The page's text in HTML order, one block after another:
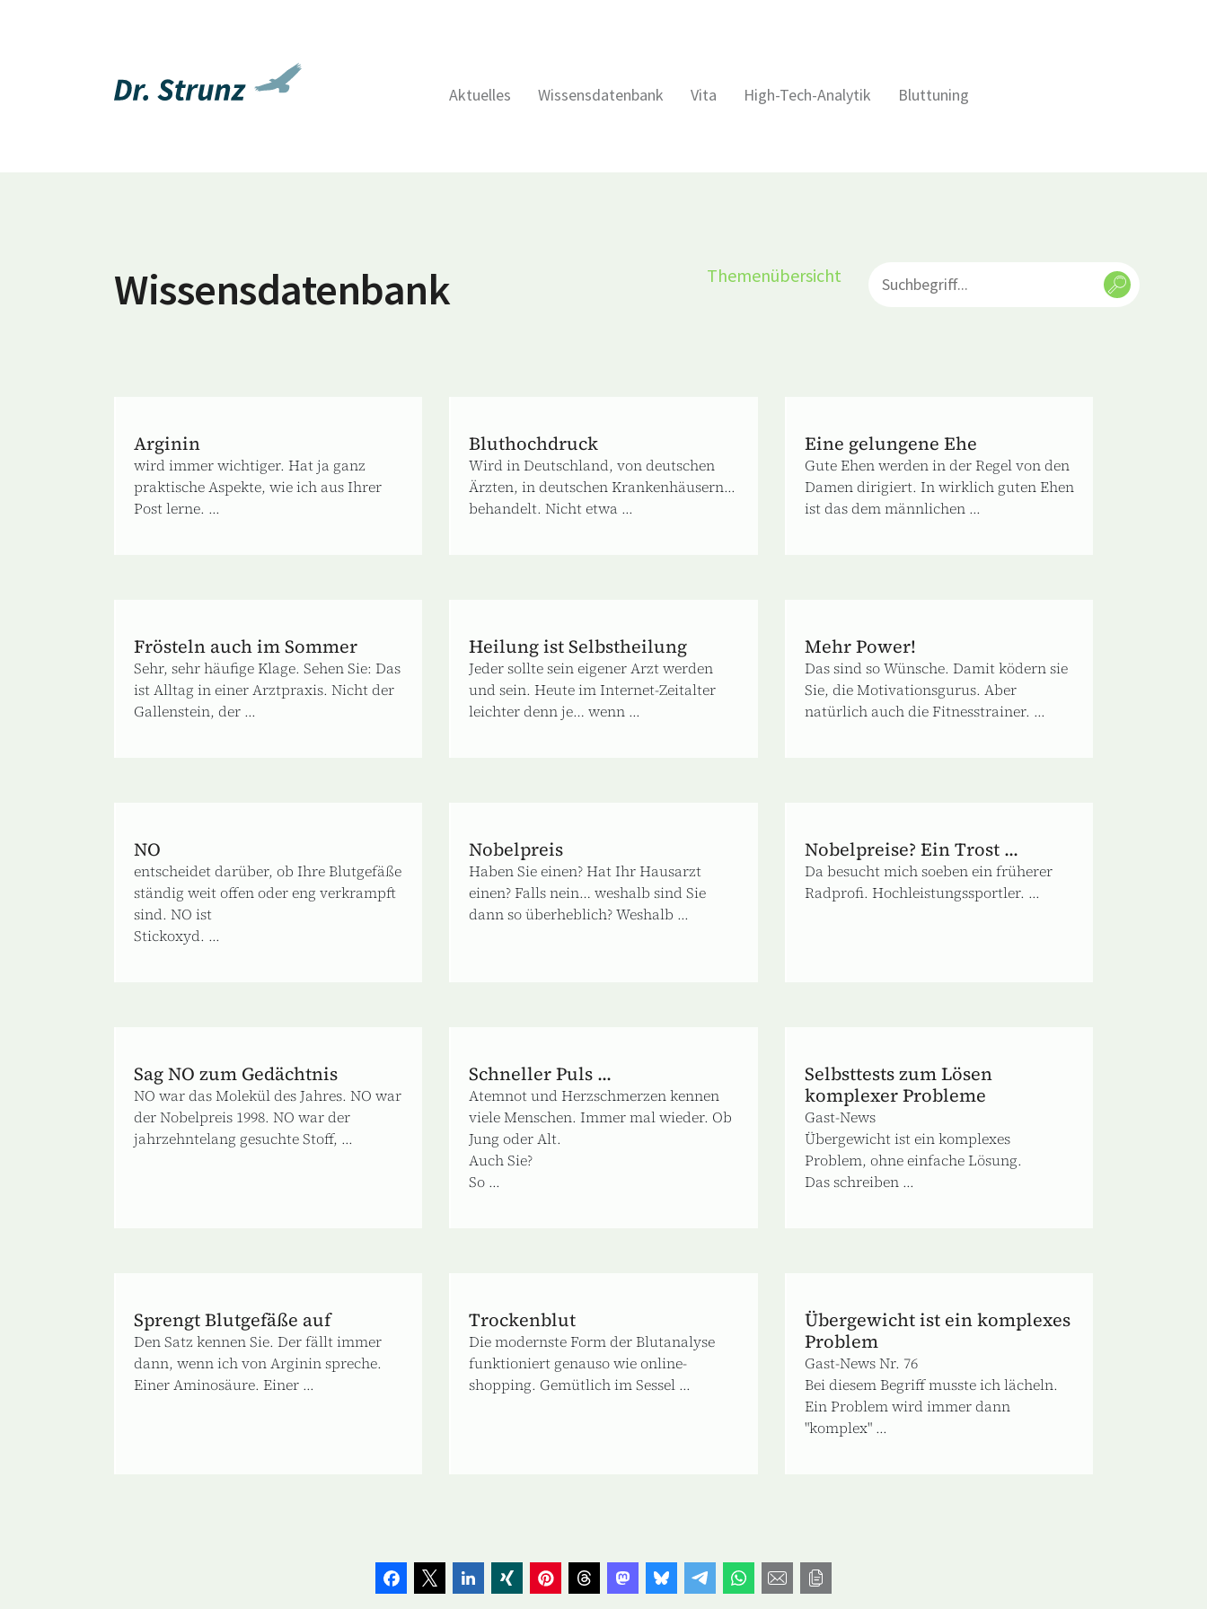
Aktuelles Wissensdatenbank Vita High-Tech-Analytik Bluttuning
Wissensdatenbank Themenübersicht
Arginin
wird immer wichtiger. Hat ja ganz
praktische Aspekte, wie ich aus Ihrer
Post lerne. ...
Bluthochdruck
Wird in Deutschland, von deutschen
Ärzten, in deutschen Krankenhäusern...
behandelt. Nicht etwa ...
Eine gelungene Ehe
Gute Ehen werden in der Regel von den
Damen dirigiert. In wirklich guten Ehen
ist das dem männlichen ...
Frösteln auch im Sommer
Sehr, sehr häufige Klage. Sehen Sie: Das
ist Alltag in einer Arztpraxis. Nicht der
Gallenstein, der ...
Heilung ist Selbstheilung
Jeder sollte sein eigener Arzt werden
und sein. Heute im Internet-Zeitalter
leichter denn je… wenn ...
Mehr Power!
Das sind so Wünsche. Damit ködern sie
Sie, die Motivationsgurus. Aber
natürlich auch die Fitnesstrainer. ...
NO
entscheidet darüber, ob Ihre Blutgefäße
ständig weit offen oder eng verkrampft
sind. NO ist
Stickoxyd. ...
Nobelpreis
Haben Sie einen? Hat Ihr Hausarzt
einen? Falls nein… weshalb sind Sie
dann so überheblich? Weshalb ...
Nobelpreise? Ein Trost ...
Da besucht mich soeben ein früherer
Radprofi. Hochleistungssportler. ...
Sag NO zum Gedächtnis
NO war das Molekül des Jahres. NO war
der Nobelpreis 1998. NO war der
jahrzehntelang gesuchte Stoff, ...
Schneller Puls ...
Atemnot und Herzschmerzen kennen
viele Menschen. Immer mal wieder. Ob
Jung oder Alt.
Auch Sie?
So ...
Selbsttests zum Lösen
komplexer Probleme
Gast-News
Übergewicht ist ein komplexes
Problem, ohne einfache Lösung.
Das schreiben ...
Sprengt Blutgefäße auf
Den Satz kennen Sie. Der fällt immer
dann, wenn ich von Arginin spreche.
Einer Aminosäure. Einer ...
Trockenblut
Die modernste Form der Blutanalyse
funktioniert genauso wie online-
shopping. Gemütlich im Sessel ...
Übergewicht ist ein komplexes
Problem
Gast-News Nr. 76
Bei diesem Begriff musste ich lächeln.
Ein Problem wird immer dann
"komplex" ...